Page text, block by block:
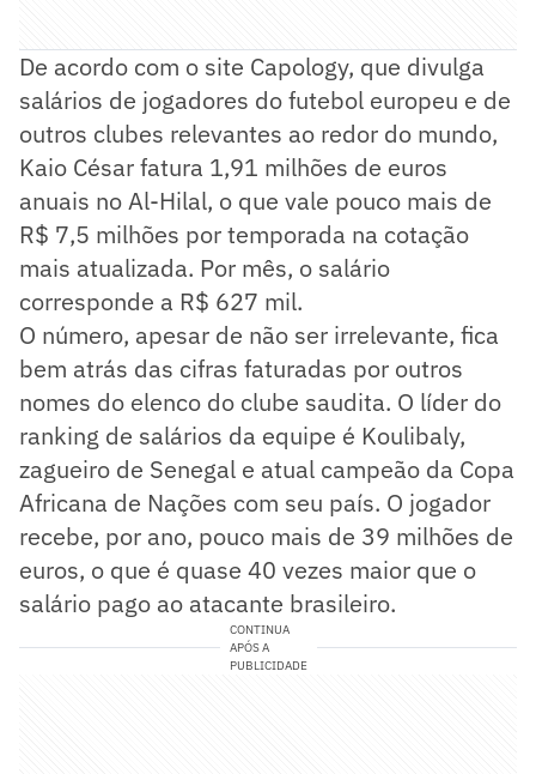
De acordo com o site Capology, que divulga
salários de jogadores do futebol europeu e de
outros clubes relevantes ao redor do mundo,
Kaio César fatura 1,91 milhões de euros
anuais no Al-Hilal, o que vale pouco mais de
R$ 7,5 milhões por temporada na cotação
mais atualizada. Por mês, o salário
corresponde a R$ 627 mil.
O número, apesar de não ser irrelevante, fica
bem atrás das cifras faturadas por outros
nomes do elenco do clube saudita. O líder do
ranking de salários da equipe é Koulibaly,
zagueiro de Senegal e atual campeão da Copa
Africana de Nações com seu país. O jogador
recebe, por ano, pouco mais de 39 milhões de
euros, o que é quase 40 vezes maior que o
salário pago ao atacante brasileiro.
CONTINUA
APÓS A
PUBLICIDADE